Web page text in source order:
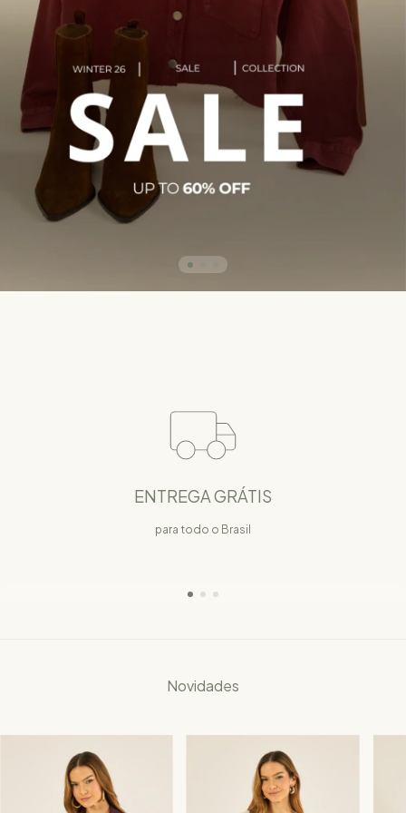
ENTREGA GRÁTIS
para todo o Brasil
Novidades